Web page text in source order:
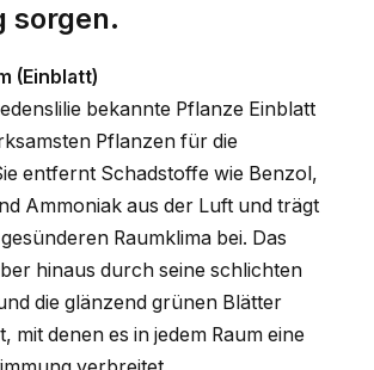
sorgen.
(Einblatt)
bekannte Pflanze Einblatt
Pflanzen für die
entfernt Schadstoffe wie Benzol,
Ammoniak aus der Luft und trägt
Raumklima bei. Das
hinaus durch seine schlichten
die glänzend grünen Blätter
mit denen es in jedem Raum eine